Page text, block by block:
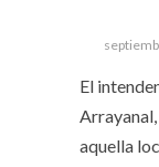
El
aquella